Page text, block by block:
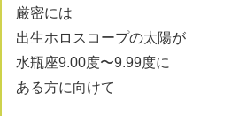
厳密には
出生ホロスコープの太陽が
水瓶座9.00度〜9.99度に
ある方に向けて